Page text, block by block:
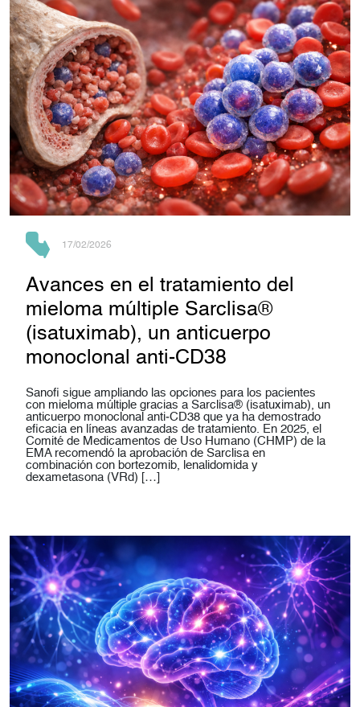
17/02/2026
Avances en el tratamiento del
mieloma múltiple Sarclisa®
(isatuximab), un anticuerpo
monoclonal anti‑CD38
Sanofi sigue ampliando las opciones para los pacientes
con mieloma múltiple gracias a Sarclisa® (isatuximab), un
anticuerpo monoclonal anti‑CD38 que ya ha demostrado
eficacia en líneas avanzadas de tratamiento. En 2025, el
Comité de Medicamentos de Uso Humano (CHMP) de la
EMA recomendó la aprobación de Sarclisa en
combinación con bortezomib, lenalidomida y
dexametasona (VRd) […]